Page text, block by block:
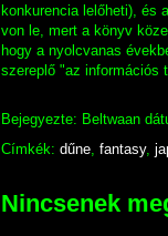
konkurencia lelőheti), és
von le, mert a könyv
hogy a nyolcvanas
szereplő "az információs
Bejegyezte: Beltwaan
Címkék: dűne fantasy,
Nincsenek